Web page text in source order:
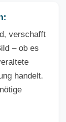
verschafft
– ob es
handelt.